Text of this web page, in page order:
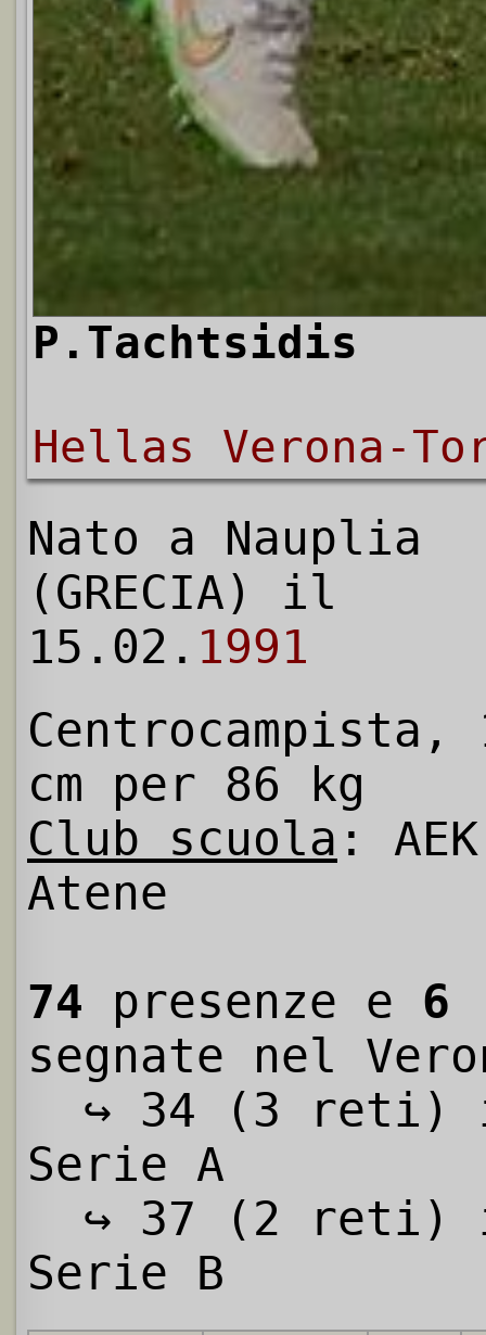
P.Tachtsidis
Hellas Verona-
Nato a Nauplia
(GRECIA) il
15.02. 1991
Centrocampista,
cm per 86 kg
Club scuola : AEK
Atene
74 presenze e 6
segnate nel
↪ 34 (3 reti)
Serie A
↪ 37 (2 reti)
Serie B